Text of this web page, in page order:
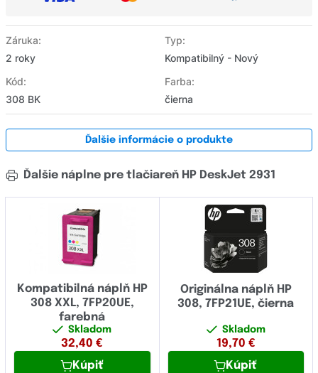
Záruka:
2 roky
Typ:
Kompatibilný - Nový
Kód:
308 BK
Farba:
čierna
Ďalšie informácie o produkte
Ďalšie náplne pre tlačiareň HP DeskJet 2931
Kompatibilná náplň HP
308 XXL, 7FP20UE,
farebná
Skladom
32,40 €
Kúpiť
Originálna náplň HP
308, 7FP21UE, čierna
Skladom
19,70 €
Kúpiť